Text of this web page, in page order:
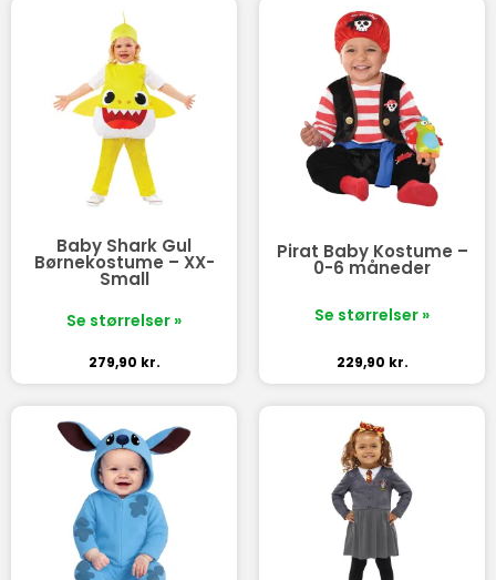
Baby Shark Gul
Børnekostume – XX-
Small
Se størrelser »
279,90 kr.
Pirat Baby Kostume –
0-6 måneder
Se størrelser »
229,90 kr.